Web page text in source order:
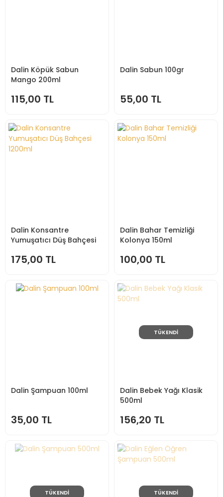
Dalin Köpük Sabun
Mango 200ml
115,00 TL
Dalin Sabun 100gr
55,00 TL
Dalin Konsantre
Yumuşatıcı Düş Bahçesi
175,00 TL
Dalin Bahar Temizliği
Kolonya 150ml
100,00 TL
Dalin Şampuan 100ml
35,00 TL
TÜKENDİ
Dalin Bebek Yağı Klasik
500ml
156,20 TL
TÜKENDİ TÜKENDİ